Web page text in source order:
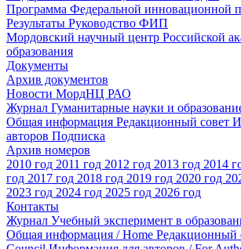
Программа Федеральной инновационной
Результаты Руководство ФИП
Мордовский научный центр Российской
образования
Документы
Архив документов
Новости МордНЦ РАО
Журнал Гуманитарные науки и
Общая информация Редакционный совет
авторов Подписка
Архив номеров
2010 год 2011 год 2012 год 2013 год 2014
год 2017 год 2018 год 2019 год 2020 год
2023 год 2024 год 2025 год 2026 год
Контакты
Журнал Учебный эксперимент в
Общая информация / Home Редакционный